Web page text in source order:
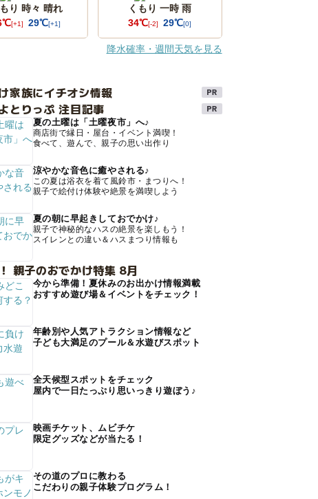
り 時々 晴れ
[+1] 29℃[+1]
くもり 一時 雨
34℃[-2] 29℃[0]
降水確率・週間天気を見る
家族にイチオシ情報
とりっぷ 注目記事
夏の土曜は「土曜夜市」へ♪
商店街で縁日・屋台・イベント満喫！
食べて、遊んで、親子の思い出作り
涼やかな音色に癒やされる♪
この夏は浴衣を着て風鈴市・まつりへ！
親子で絵付け体験や絶景を満喫しよう
夏の朝に早起きしておでかけ♪
親子で神秘的なハスの絶景を楽しもう！
スイレンとの違い＆ハスまつり情報も
親子のおでかけ特集 8月
今から準備！夏休みのお出かけ情報満載
おすすめ遊び場＆イベントをチェック！
年齢別や人気アトラクション情報など
子ども大満足のプール＆水遊びスポット
全天候型スポットをチェック
屋内で一日たっぷり思いっきり遊ぼう♪
映画チケット、ムビチケ
限定グッズなどが当たる！
その道のプロに教わる
こだわりの親子体験プログラム！